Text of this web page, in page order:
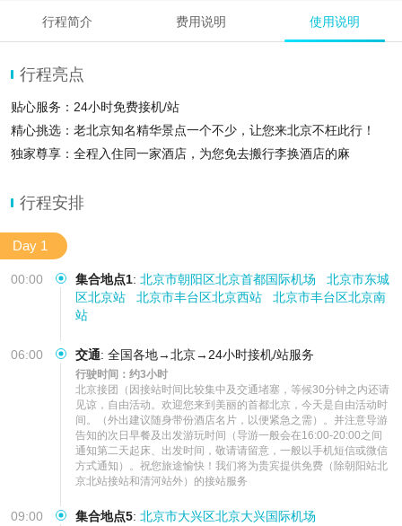
行程简介 费用说明 使用说明
行程亮点
贴心服务：24小时免费接机/站
精心挑选：老北京知名精华景点一个不少，让您来北京不枉此行！
独家尊享：全程入住同一家酒店，为您免去搬行李换酒店的麻
行程安排
Day 1
00:00 集合地点1: 北京市朝阳区北京首都国际机场
北京市东城
区北京站
北京市丰台区北京西站
北京市丰台区北京南
站
06:00 交通: 全国各地→北京→24小时接机/站服务
行驶时间：约3小时
北京接团（因接站时间比较集中及交通堵塞，等候30分钟之内还请
见谅，自由活动。欢迎您来到美丽的首都北京，今天是自由活动时
间。（外出建议随身带份酒店名片，以便紧急之需）。并注意导游
告知的次日早餐及出发游玩时间（导游一般会在16:00-20:00之间
通知第二天起床、出发时间，敬请请留意，一般以手机短信或微信
方式通知）。祝您旅途愉快！我们将为贵宾提供免费（除朝阳站北
京北站接站和清河站外）的接站服务
09:00 集合地点5: 北京市大兴区北京大兴国际机场